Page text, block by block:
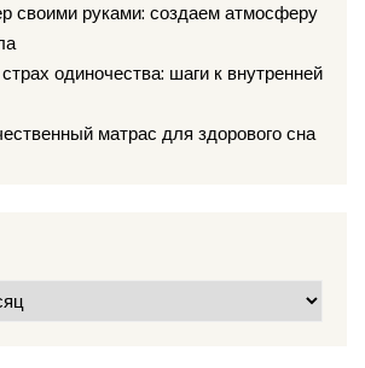
своими руками: создаем атмосферу
одиночества: шаги к внутренней
матрас для здорового сна